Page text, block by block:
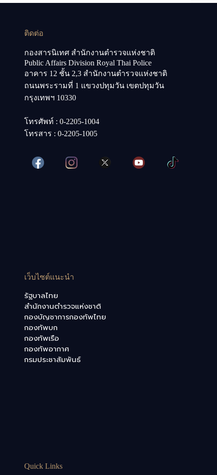
ติดต่อ
กองสารนิเทศ สำนักงานตำรวจแห่งชาติ
Public Affairs Division Royal Thai Police
อาคาร 12 ชั้น 2,3 สำนักงานตำรวจแห่งชาติ
ถนนพระรามที่ 1 แขวงปทุมวัน เขตปทุมวัน
กรุงเทพฯ 10330
โทรศัพท์ : 0-2205-1004
โทรสาร : 0-2205-1005
เว็บไซต์แนะนำ
รัฐบาลไทย
สำนักงานตำรวจแห่งชาติ
กองบัญชาการกองทัพไทย
กองทัพบก
กองทัพเรือ
กองทัพอากาศ
กรมประชาสัมพันธ์
Quick Links